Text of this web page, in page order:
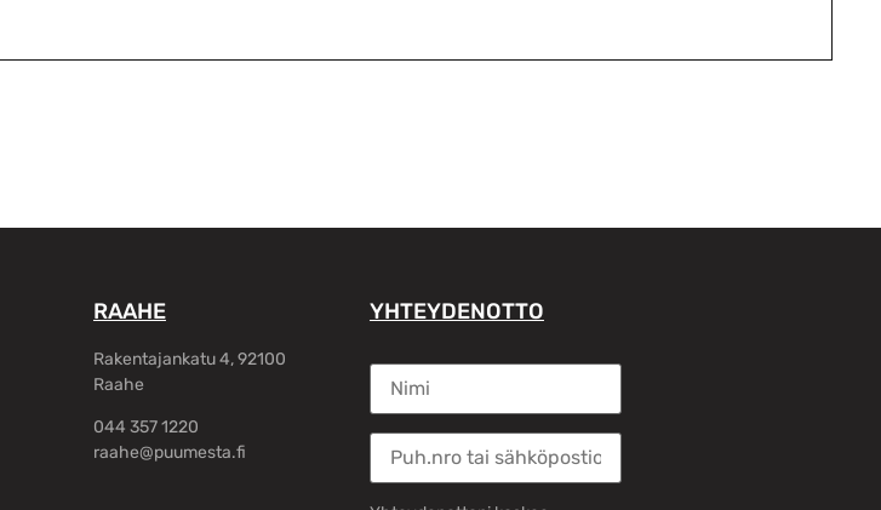
RAAHE
Rakentajankatu 4, 92100
Raahe
044 357 1220
raahe@puumesta.fi
YHTEYDENOTTO